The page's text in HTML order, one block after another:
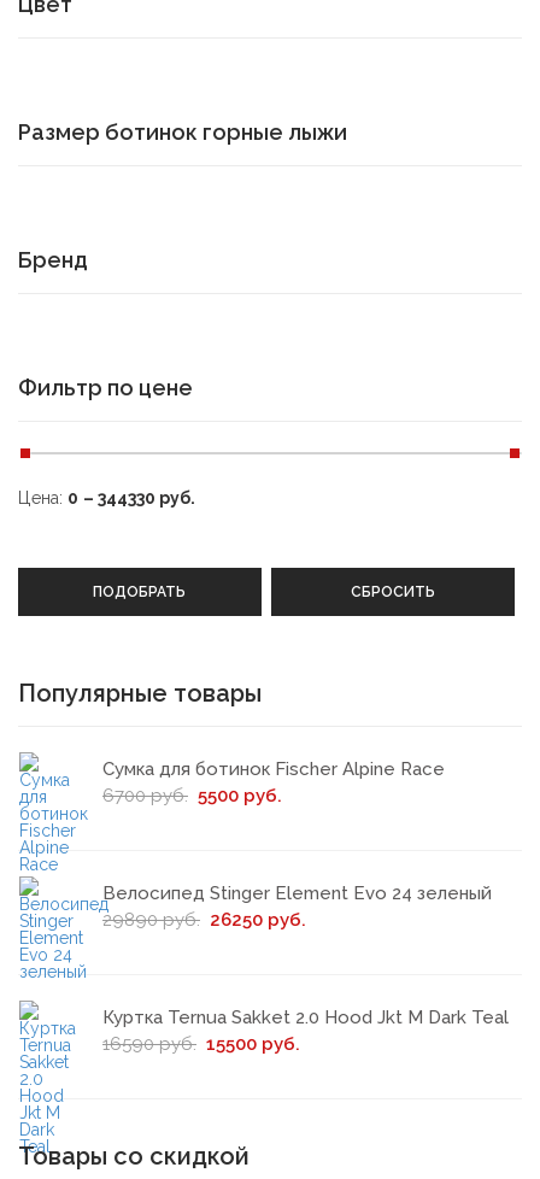
Размер ботинок горные лыжи
Бренд
Фильтр по цене
Цена: 0 – 344330 руб.
ПОДОБРАТЬ СБРОСИТЬ
Популярные товары
Сумка для ботинок Fischer Alpine Race
6700 руб. 5500 руб.
Велосипед Stinger Element Evo 24 зеленый
29890 руб. 26250 руб.
Куртка Ternua Sakket 2.0 Hood Jkt M Dark Teal
16590 руб. 15500 руб.
Товары со скидкой